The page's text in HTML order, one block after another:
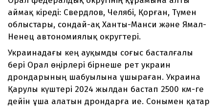
аймақ кіреді: Свердлов, Челябі, Қорған, Түмен
облыстары, сондай-ақ Ханты-Манси және Ямал-
Ненец автономиялық округтері.
Украинадағы кең ауқымды соғыс басталғалы
бері Орал өңірлері бірнеше рет украин
дрондарының шабуылына ұшыраған. Украина
Қарулы күштері 2024 жылдан бастап 2500 км-ге
дейін ұша алатын дрондарға ие. Сонымен қатар